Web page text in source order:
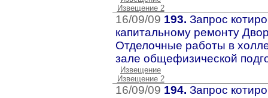
Извещение 2
16/09/09 193. Запрос
капитальному ремонту
Отделочные работы в
зале общефизической
Извещение
Извещение 2
16/09/09 194. Запрос